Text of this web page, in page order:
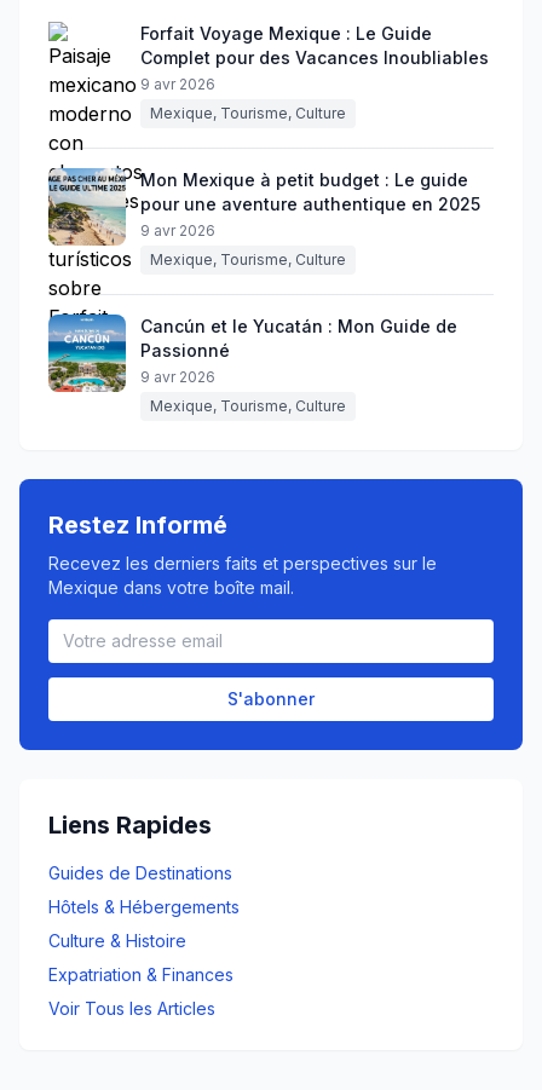
Forfait Voyage Mexique : Le Guide
Complet pour des Vacances Inoubliables
9 avr 2026
Mexique, Tourisme, Culture
Mon Mexique à petit budget : Le guide
pour une aventure authentique en 2025
9 avr 2026
Mexique, Tourisme, Culture
Cancún et le Yucatán : Mon Guide de
Passionné
9 avr 2026
Mexique, Tourisme, Culture
Restez Informé
Recevez les derniers faits et perspectives sur le
Mexique dans votre boîte mail.
S'abonner
Liens Rapides
Guides de Destinations
Hôtels & Hébergements
Culture & Histoire
Expatriation & Finances
Voir Tous les Articles